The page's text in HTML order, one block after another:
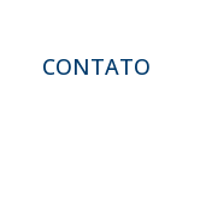
CONTATO